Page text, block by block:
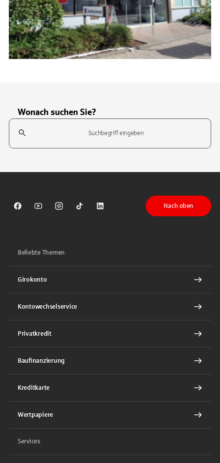
Wonach suchen Sie?
Suchfeld
Sparkasse auf Facebook
Sparkasse auf Youtube
Sparkasse auf Instagram
Sparkasse auf TikTok
Sparkasse auf LinkedIn
Nach oben
Beliebte Themen
Girokonto
Kontowechselservice
Privatkredit
Baufinanzierung
Kreditkarte
Wertpapiere
Services